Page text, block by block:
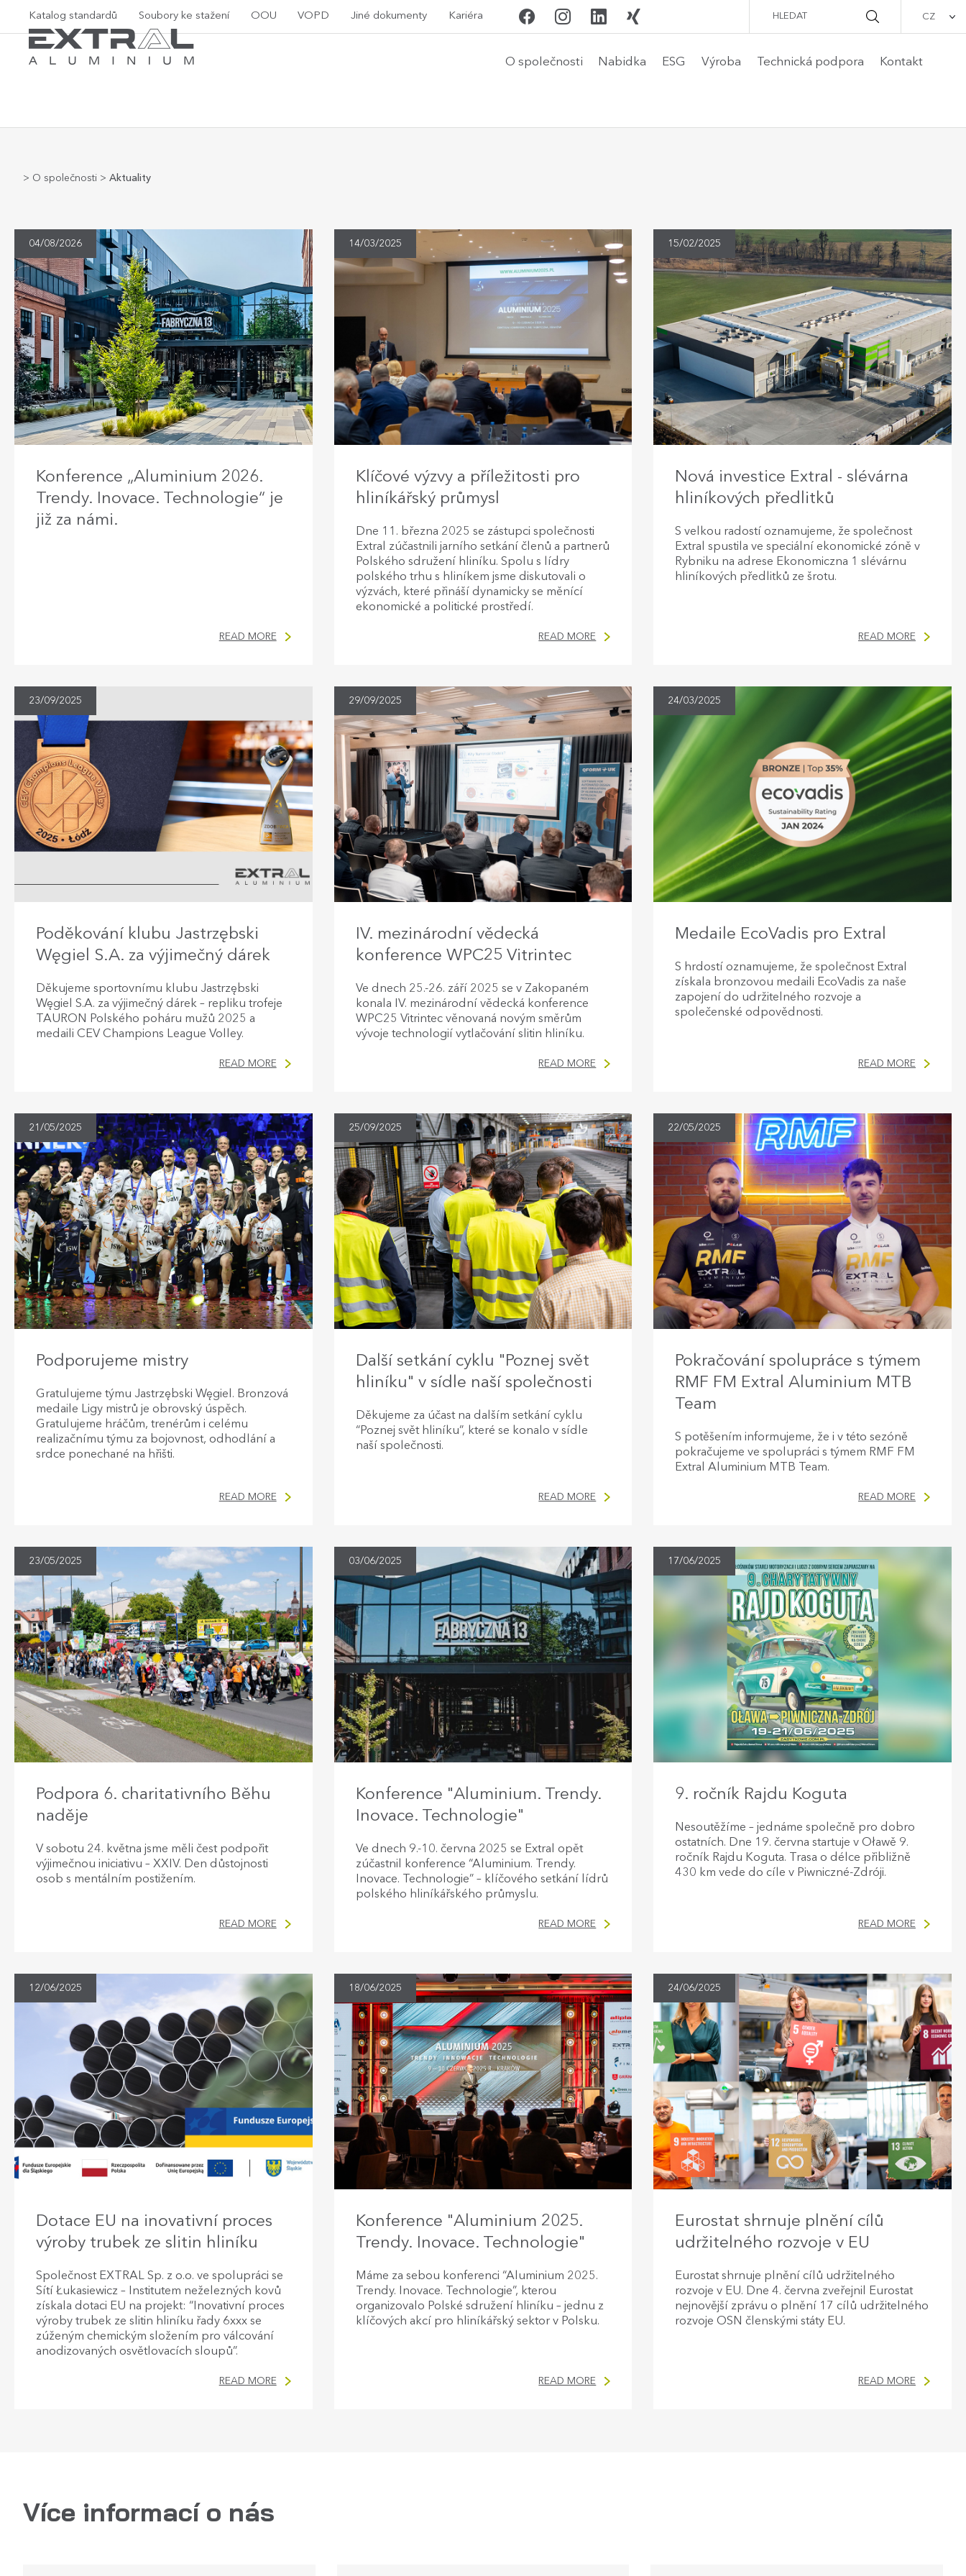
Katalog standardů Soubory ke stažení OOU VOPD Jiné dokumenty Kariéra Hledat CZ
O společnosti Nabidka ESG Výroba Technická podpora Kontakt
> O společnosti > Aktuality
04/08/2026
Konference „Aluminium 2026.
Trendy. Inovace. Technologie“ je
již za námi.
READ MORE
14/03/2025
Klíčové výzvy a příležitosti pro
hliníkářský průmysl
Dne 11. března 2025 se zástupci společnosti
Extral zúčastnili jarního setkání členů a partnerů
Polského sdružení hliníku. Spolu s lídry
polského trhu s hliníkem jsme diskutovali o
výzvách, které přináší dynamicky se měnící
ekonomické a politické prostředí.
READ MORE
15/02/2025
Nová investice Extral - slévárna
hliníkových předlitků
S velkou radostí oznamujeme, že společnost
Extral spustila ve speciální ekonomické zóně v
Rybniku na adrese Ekonomiczna 1 slévárnu
hliníkových předlitků ze šrotu.
READ MORE
23/09/2025
Poděkování klubu Jastrzębski
Węgiel S.A. za výjimečný dárek
Děkujeme sportovnímu klubu Jastrzębski
Węgiel S.A. za výjimečný dárek – repliku trofeje
TAURON Polského poháru mužů 2025 a
medaili CEV Champions League Volley.
READ MORE
29/09/2025
IV. mezinárodní vědecká
konference WPC25 Vitrintec
Ve dnech 25.-26. září 2025 se v Zakopaném
konala IV. mezinárodní vědecká konference
WPC25 Vitrintec věnovaná novým směrům
vývoje technologií vytlačování slitin hliníku.
READ MORE
24/03/2025
Medaile EcoVadis pro Extral
S hrdostí oznamujeme, že společnost Extral
získala bronzovou medaili EcoVadis za naše
zapojení do udržitelného rozvoje a
společenské odpovědnosti.
READ MORE
21/05/2025
Podporujeme mistry
Gratulujeme týmu Jastrzębski Węgiel. Bronzová
medaile Ligy mistrů je obrovský úspěch.
Gratulujeme hráčům, trenérům i celému
realizačnímu týmu za bojovnost, odhodlání a
srdce ponechané na hřišti.
READ MORE
25/09/2025
Další setkání cyklu "Poznej svět
hliníku" v sídle naší společnosti
Děkujeme za účast na dalším setkání cyklu
“Poznej svět hliníku”, které se konalo v sídle
naší společnosti.
READ MORE
22/05/2025
Pokračování spolupráce s týmem
RMF FM Extral Aluminium MTB
Team
S potěšením informujeme, že i v této sezóně
pokračujeme ve spolupráci s týmem RMF FM
Extral Aluminium MTB Team.
READ MORE
23/05/2025
Podpora 6. charitativního Běhu
naděje
V sobotu 24. května jsme měli čest podpořit
výjimečnou iniciativu – XXIV. Den důstojnosti
osob s mentálním postižením.
READ MORE
03/06/2025
Konference "Aluminium. Trendy.
Inovace. Technologie"
Ve dnech 9.-10. června 2025 se Extral opět
zúčastnil konference “Aluminium. Trendy.
Inovace. Technologie” – klíčového setkání lídrů
polského hliníkářského průmyslu.
READ MORE
17/06/2025
9. ročník Rajdu Koguta
Nesoutěžíme – jednáme společně pro dobro
ostatních. Dne 19. června startuje v Oławě 9.
ročník Rajdu Koguta. Trasa o délce přibližně
430 km vede do cíle v Piwniczné-Zdróji.
READ MORE
12/06/2025
Dotace EU na inovativní proces
výroby trubek ze slitin hliníku
Společnost EXTRAL Sp. z o.o. ve spolupráci se
Sítí Łukasiewicz – Institutem neželezných kovů
získala dotaci EU na projekt: “Inovativní proces
výroby trubek ze slitin hliníku řady 6xxx se
zúženým chemickým složením pro válcování
anodizovaných osvětlovacích sloupů”.
READ MORE
18/06/2025
Konference "Aluminium 2025.
Trendy. Inovace. Technologie"
Máme za sebou konferenci “Aluminium 2025.
Trendy. Inovace. Technologie”, kterou
organizovalo Polské sdružení hliníku – jednu z
klíčových akcí pro hliníkářský sektor v Polsku.
READ MORE
24/06/2025
Eurostat shrnuje plnění cílů
udržitelného rozvoje v EU
Eurostat shrnuje plnění cílů udržitelného
rozvoje v EU. Dne 4. června zveřejnil Eurostat
nejnovější zprávu o plnění 17 cílů udržitelného
rozvoje OSN členskými státy EU.
READ MORE
Více informací o nás